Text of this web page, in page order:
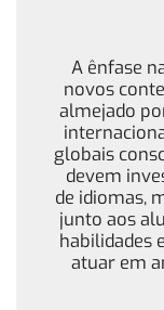
A ênfase
novos
almejado
globais
devem
de idiomas,
junto aos
habilidades
atuar em